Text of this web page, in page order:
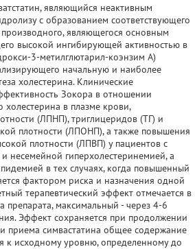
являющийся неактивным
с образованием соответствующего
являющегося основным
высокой ингибирующей активностью в
3-метилглютарил-коэнзим А)
начальную и наиболее
холестерина. Клинические
Зокора в отношении
в плазме крови,
(ЛПНП), триглицеридов (ТГ) и
плотности (ЛПОНП), а также повышения
плотности (ЛПВП) у пациентов с
несемейной гиперхолестеринемией, а
в тех случаях, когда повышенный
фактором риска и назначения одной
терапевтический эффект отмечается в
препарата, максимальный - через 4-6
Эффект сохраняется при продолжении
приема симвастатина общее содержание
к исходному уровню, определенному до